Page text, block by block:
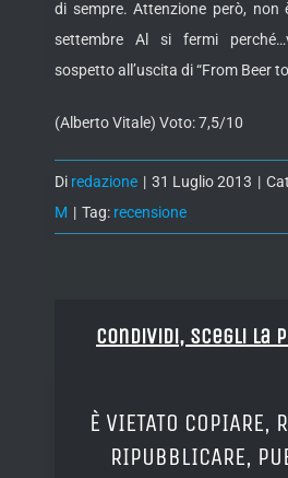
di sempre. Attenzione però,
settembre Al si fermi
sospetto all’uscita di “From Beer
(Alberto Vitale) Voto: 7,5/10
Di redazione | 31 Luglio 2013 |
M | Tag: recensione
Condividi, Scegli la
È VIETATO COPIARE,
RIPUBBLICARE,